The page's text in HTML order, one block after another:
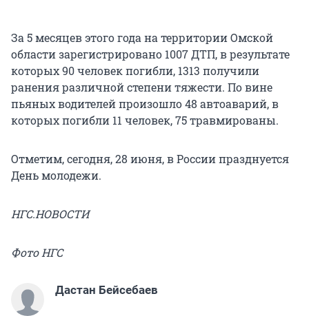
За 5 месяцев этого года на территории Омской
области зарегистрировано 1007 ДТП, в результате
которых 90 человек погибли, 1313 получили
ранения различной степени тяжести. По вине
пьяных водителей произошло 48 автоаварий, в
которых погибли 11 человек, 75 травмированы.
Отметим, сегодня, 28 июня, в России празднуется
День молодежи.
НГС.НОВОСТИ
Фото НГС
Дастан Бейсебаев